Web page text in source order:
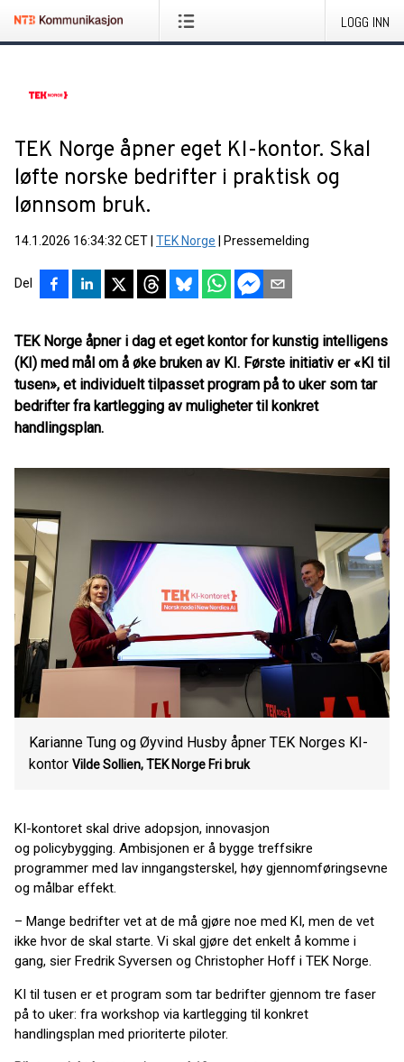
LOGG INN
TEK Norge åpner eget KI-kontor. Skal
løfte norske bedrifter i praktisk og
lønnsom bruk.
14.1.2026 16:34:32 CET TEK Norge Pressemelding
Del
TEK Norge åpner i dag et eget kontor for kunstig intelligens
(KI) med mål om å øke bruken av KI. Første initiativ er «KI til
tusen», et individuelt tilpasset program på to uker som tar
bedrifter fra kartlegging av muligheter til konkret
handlingsplan.
Karianne Tung og Øyvind Husby åpner TEK Norges KI-
kontor Vilde Sollien, TEK Norge Fri bruk
KI-kontoret skal drive adopsjon, innovasjon
og policybygging. Ambisjonen er å bygge treffsikre
programmer med lav inngangsterskel, høy gjennomføringsevne
og målbar effekt.
– Mange bedrifter vet at de må gjøre noe med KI, men de vet
ikke hvor de skal starte. Vi skal gjøre det enkelt å komme i
gang, sier Fredrik Syversen og Christopher Hoff i TEK Norge.
KI til tusen er et program som tar bedrifter gjennom tre faser
på to uker: fra workshop via kartlegging til konkret
handlingsplan med prioriterte piloter.